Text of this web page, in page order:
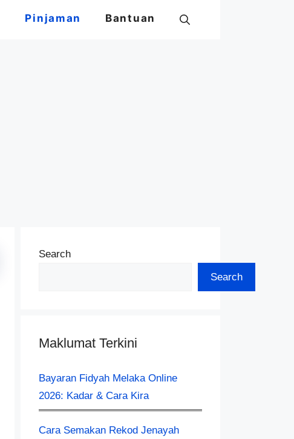
Pinjaman Bantuan
Search
Search
Maklumat Terkini
Bayaran Fidyah Melaka Online
2026: Kadar & Cara Kira
Cara Semakan Rekod Jenayah